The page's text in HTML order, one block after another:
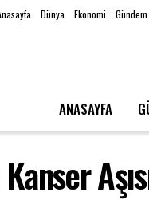
Dünya Ekonomi Gündem
ANASAYFA